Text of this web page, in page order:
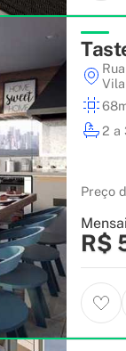
2 a
Preço
R$